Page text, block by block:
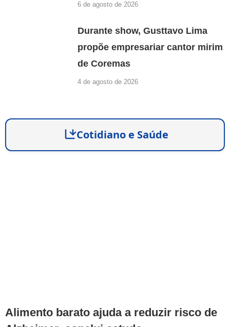
6 de agosto de 2026
Durante show, Gusttavo Lima
propõe empresariar cantor mirim
de Coremas
4 de agosto de 2026
Cotidiano e Saúde
Alimento barato ajuda a reduzir risco de